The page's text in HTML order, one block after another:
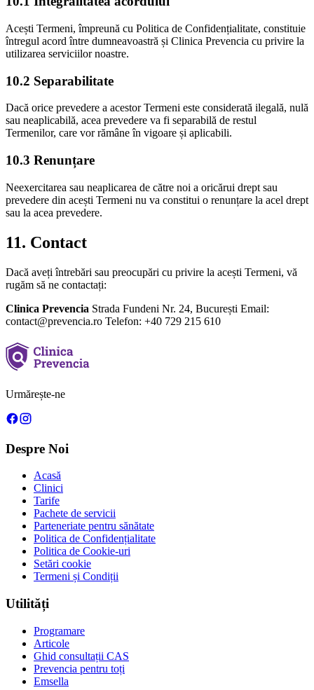
Acești Termeni, împreună cu Politica de Confidențialitate, constituie
întregul acord între dumneavoastră și Clinica Prevencia cu privire la
utilizarea serviciilor noastre.
10.2 Separabilitate
Dacă orice prevedere a acestor Termeni este considerată ilegală, nulă
sau neaplicabilă, acea prevedere va fi separabilă de restul
Termenilor, care vor rămâne în vigoare și aplicabili.
10.3 Renunțare
Neexercitarea sau neaplicarea de către noi a oricărui drept sau
prevedere din acești Termeni nu va constitui o renunțare la acel drept
sau la acea prevedere.
11. Contact
Dacă aveți întrebări sau preocupări cu privire la acești Termeni, vă
rugăm să ne contactați:
Clinica Prevencia Strada Fundeni Nr. 24, București Email:
contact@prevencia.ro Telefon: +40 729 215 610
Urmărește-ne
Despre Noi
Acasă
Clinici
Tarife
Pachete de servicii
Parteneriate pentru sănătate
Politica de Confidențialitate
Politica de Cookie-uri
Setări cookie
Termeni și Condiții
Utilități
Programare
Articole
Ghid consultații CAS
Prevencia pentru toți
Emsella